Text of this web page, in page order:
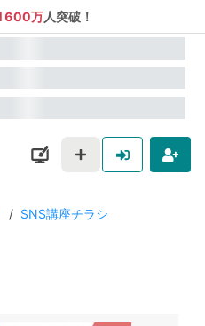
万人突破！
/ SNS講座チラシ